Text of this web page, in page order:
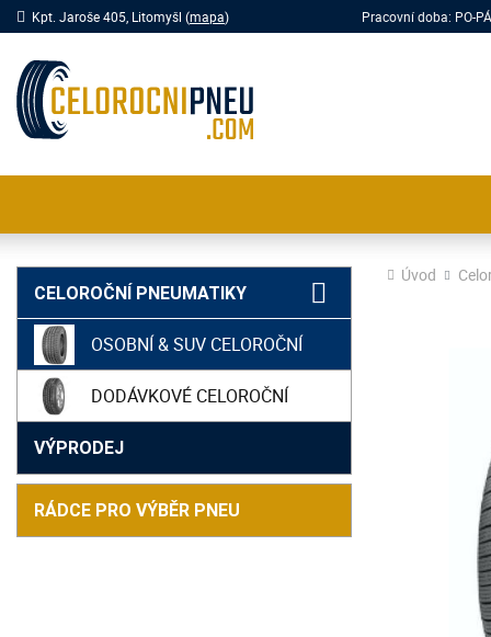
Kpt. Jaroše 405, Litomyšl (mapa) Pracovní doba: PO-
CELOROČNÍ PNEUMATIKY
OSOBNÍ & SUV CELOROČNÍ
DODÁVKOVÉ CELOROČNÍ
VÝPRODEJ
RÁDCE PRO VÝBĚR PNEU
Úvod